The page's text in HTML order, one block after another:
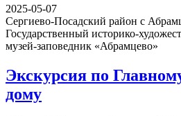
2025-05-07
Сергиево-Посадский район с
Государственный историко-
музей-заповедник «Абрамцево»
Экскурсия по
дому